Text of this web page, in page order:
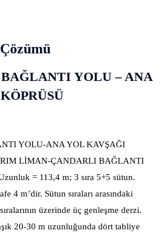
YOLU – ANA
YOLU-ANA YOL KAVŞAĞI
LİMAN-ÇANDARLI BAĞLANTI
= 113,4 m; 3 sıra 5+5 sütun.
4 m’dir. Sütun sıraları arasındaki
üzerinde üç genleşme derzi.
20-30 m uzunluğunda dört tabliye